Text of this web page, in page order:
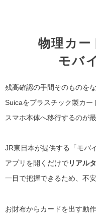
物理カー
モバ
残高確認の手間そのものを
Suicaをプラスチック製カー
スマホ本体へ移行するのが最
JR東日本が提供する「モバ
アプリを開くだけでリアル
一目で把握できるため、不
お財布からカードを出す動